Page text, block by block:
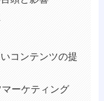
コンテンツの提
ーケティング